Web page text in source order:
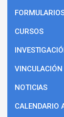
CURSOS
VINCULACIÓN
NOTICIAS
CALENDARIO